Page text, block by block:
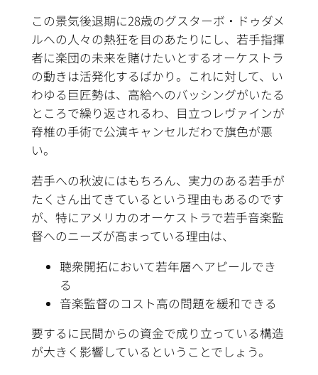
この景気後退期に28歳のグスターボ・ドゥダメ
ルへの人々の熱狂を目のあたりにし、若手指揮
者に楽団の未来を賭けたいとするオーケストラ
の動きは活発化するばかり。これに対して、い
わゆる巨匠勢は、高給へのバッシングがいたる
ところで繰り返されるわ、目立つレヴァインが
脊椎の手術で公演キャンセルだわで旗色が悪
い。
若手への秋波にはもちろん、実力のある若手が
たくさん出てきているという理由もあるのです
が、特にアメリカのオーケストラで若手音楽監
督へのニーズが高まっている理由は、
聴衆開拓において若年層へアピールでき
る
音楽監督のコスト高の問題を緩和できる
要するに民間からの資金で成り立っている構造
が大きく影響しているということでしょう。